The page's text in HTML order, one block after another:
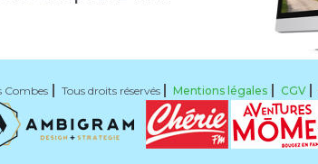
Combes Tous droits réservés Mentions légales CGV